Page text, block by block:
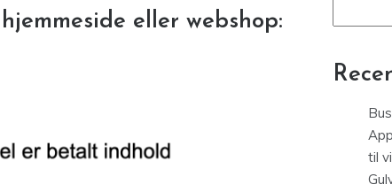
eller webshop:
til